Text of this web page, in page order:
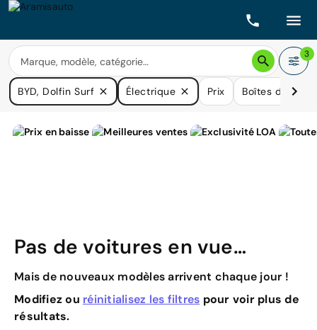
3
BYD, Dolfin Surf Électrique Prix Boîtes de
Pas de voitures en vue…
Mais de nouveaux modèles arrivent chaque jour !
Modifiez ou réinitialisez les filtres pour voir plus de
résultats.